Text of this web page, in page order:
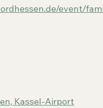
event/
Kassel-Airport